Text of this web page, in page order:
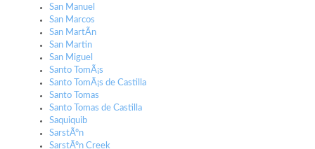
San Manuel
San Marcos
San MartÃ­n
San Martin
San Miguel
Santo TomÃ¡s
Santo TomÃ¡s de Castilla
Santo Tomas
Santo Tomas de Castilla
Saquiquib
SarstÃºn
SarstÃºn Creek